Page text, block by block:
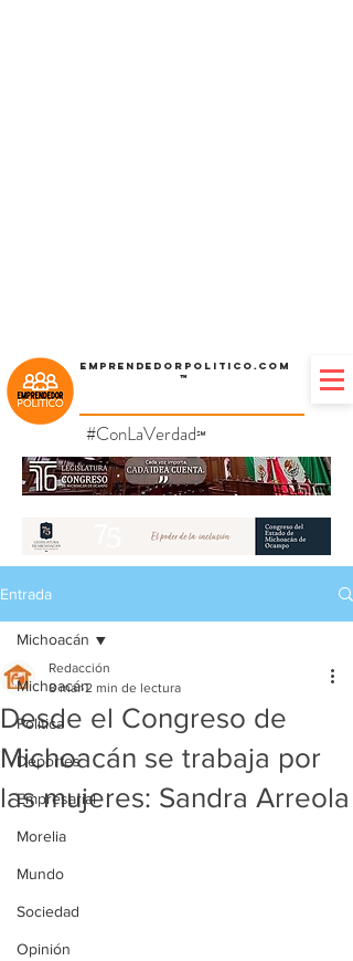
Emprendedorpolitico.com
™
#ConLaVerdad℠
Entrada
Michoacán
Política
Deportes
Empresarial
Morelia
Mundo
Sociedad
Opinión
Michoacán
Desde el Congreso de
Michoacán se trabaja por
las mujeres: Sandra Arreola
Redacción
8 mar 2 min de lectura